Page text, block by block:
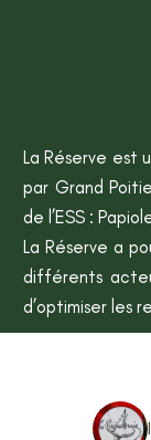
La Réserve est
par Grand
de l’ESS :
La Réserve a
différents
d’optimiser les